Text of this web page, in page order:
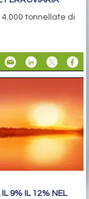
4.000 tonnellate di
IL 9% IL 12% NEL